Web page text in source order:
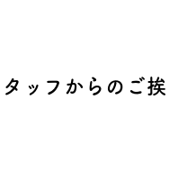
ッフからのご挨